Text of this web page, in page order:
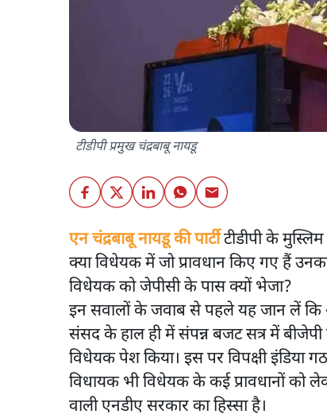
टीडीपी प्रमुख चंद्रबाबू नायडू
एन चंद्रबाबू नायडू की पार्टीटीडीपी के
क्या विधेयक में जो प्रावधान किए गए हैं
विधेयक को जेपीसी के पास क्यों भेजा?
इन सवालों के जवाब से पहले यह जान लें
संसद के हाल ही में संपन्न बजट सत्र में
विधेयक पेश किया। इस पर विपक्षी इंडिया
विधायक भी विधेयक के कई प्रावधानों को
वाली एनडीए सरकार का हिस्सा है।